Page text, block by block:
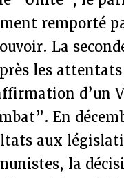
remporté
La
les
d’un
En
aux
la